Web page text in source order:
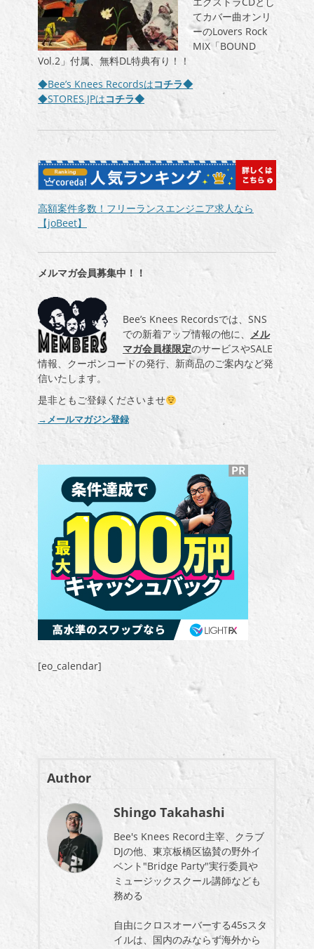
てカバー曲オンリ
ーのLovers Rock
MIX「BOUND
Vol.2」付属、無料DL特典有り！！
◆Bee’s Knees Recordsはコチラ◆
◆STORES.JPはコチラ◆
高額案件多数！フリーランスエンジニア求人なら
【joBeet】
メルマガ会員募集中！！
Bee’s Knees Recordsでは、SNS
での新着アップ情報の他に、 メル
マガ会員様限定のサービスやSALE
情報、クーポンコードの発行、新商品のご案内など発
信いたします。
是非ともご登録くださいませ
→メールマガジン登録
[eo_calendar]
Author
Shingo Takahashi
Bee's Knees Record主宰、クラブ
DJの他、東京板橋区協賛の野外イ
ベント"Bridge Party"実行委員や
ミュージックスクール講師なども
務める
自由にクロスオーバーする45sスタ
イルは、国内のみならず海外から